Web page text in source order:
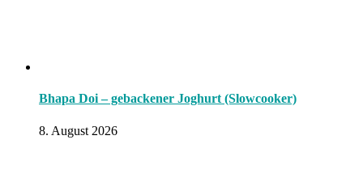
Bhapa Doi – gebackener Joghurt (Slowcooker)
8. August 2026